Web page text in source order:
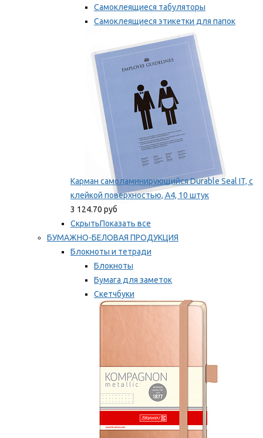
Самоклеящиеся табуляторы
Самоклеящиеся этикетки для папок
Таблички для маркировки
Мы рекомендуем
Карман самоламинирующийся Durable Seal IT, с
клейкой поверхностью, A4, 10 штук
3 124.70 руб
СкрытьПоказать все
БУМАЖНО-БЕЛОВАЯ ПРОДУКЦИЯ
Блокноты и тетради
Блокноты
Бумага для заметок
Скетчбуки
Тетради